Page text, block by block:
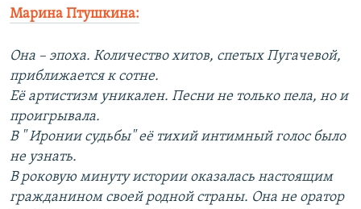
Марина Птушкина:
Она – эпоха. Количество хитов, спетых Пугачевой,
приближается к сотне.
Её артистизм уникален. Песни не только пела, но и
проигрывала.
В " Иронии судьбы" её тихий интимный голос было
не узнать.
В роковую минуту истории оказалась настоящим
гражданином своей родной страны. Она не оратор